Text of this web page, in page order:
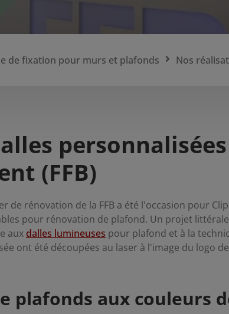
de fixation pour murs et plafonds Nos
(FFB)
de rénovation de la FFB a été l'occasion pour
pour rénovation de plafond. Un projet
aux dalles lumineuses pour plafond et à la
ont été découpées au laser à l'image du logo de
plafonds aux couleurs